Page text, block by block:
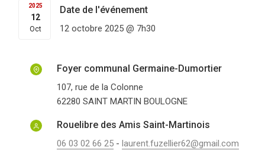
2025
12
Oct
Date de l'événement
12 octobre 2025 @ 7h30
Foyer communal Germaine-Dumortier
107, rue de la Colonne
62280 SAINT MARTIN BOULOGNE
Rouelibre des Amis Saint-Martinois
06 03 02 66 25 - laurent.fuzellier62@gmail.com